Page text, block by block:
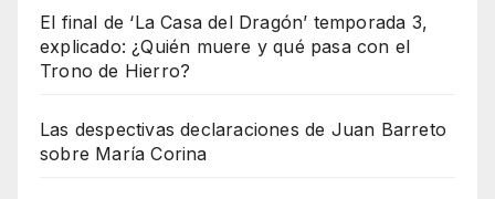
El final de ‘La Casa del Dragón’ temporada 3,
explicado: ¿Quién muere y qué pasa con el
Trono de Hierro?
Las despectivas declaraciones de Juan Barreto
sobre María Corina